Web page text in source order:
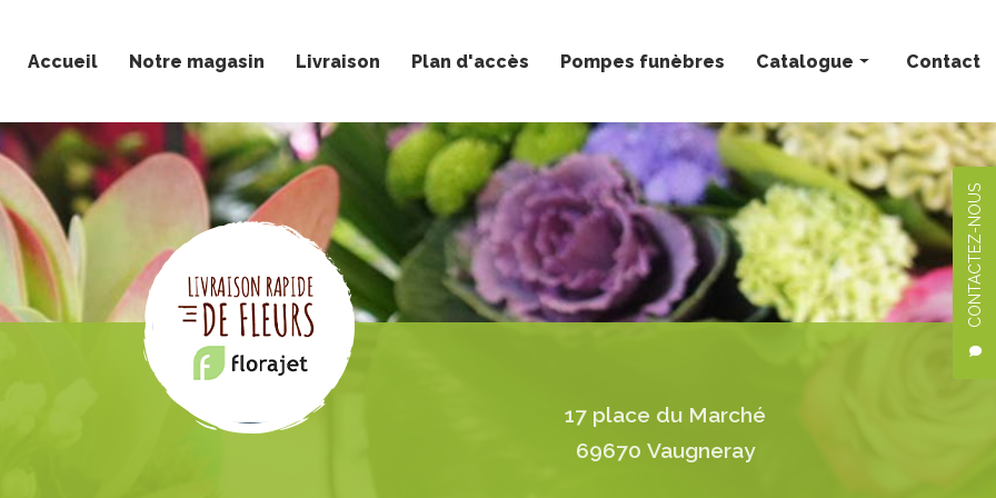
CONTACTEZ-NOUS
Accueil Notre magasin Livraison Plan d'accès Pompes funèbres Catalogue
Bouquets personnalisés
Compositions florales
Deuil
Mariage
Plantes
Contact
17 place du Marché
69670 Vaugneray